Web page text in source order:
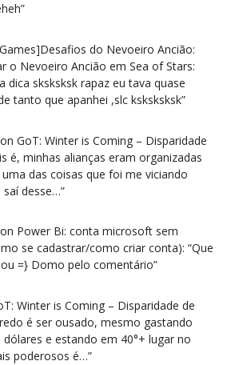
”
do Nevoeiro Ancião:
o Nevoeiro Ancião em Sea of Stars:
dica sksksksk rapaz eu tava quase
tanto que apanhei ,slc ksksksksk”
on GoT: Winter is Coming – Disparidade
é, minhas alianças eram organizadas
das coisas que foi me viciando
desse…”
on Power Bi: conta microsoft sem
se cadastrar/como criar conta): “Que
=} Domo pelo comentário”
Winter is Coming – Disparidade de
é ser ousado, mesmo gastando
e estando em 40°+ lugar no
poderosos é…”